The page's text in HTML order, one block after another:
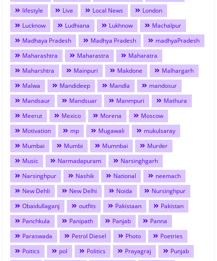
lifestyle
Live Local News
London
Lucknow
Ludhiana Lukhnow
Machalpur
Madhaya Pradesh
Madhya Pradesh
madhyaPradesh
Maharashtra
Maharastra
Maharatra
Maharshtra
Mainpuri Makdone
Malhargarh
Malwa
Mandideep Mandla
mandosur
Mandsaur
Mandsuar Manmpuri
Mathura
Meerut
Mexico Morena
Moscow
Motivation
mp Mugawali
mukulsaray
Mumbai
Mumbi Mumnbai
Murder
Music
Narmadapuram
Narsinghgarh
Narsinghpur
Nashik National
neemach
New Dehli
New Delhi Noida
Nursinghpur
Obaidullaganj
outfits Pakistaan
Pakistan
Panchkula
Panipath Panjab
Panna
Paraswada
Petrol Diesel Photo
Poetries
Poitics
pol Politics Prayagraj
Punjab